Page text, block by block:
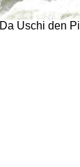
Da Uschi den